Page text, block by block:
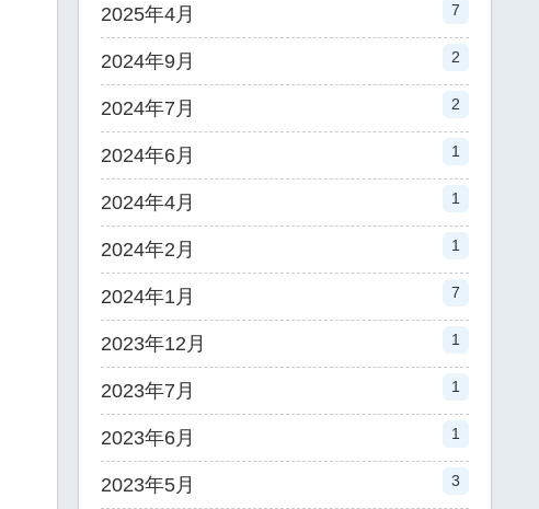
2025年4月 7
2024年9月 2
2024年7月 2
2024年6月 1
2024年4月 1
2024年2月 1
2024年1月 7
2023年12月 1
2023年7月 1
2023年6月 1
2023年5月 3